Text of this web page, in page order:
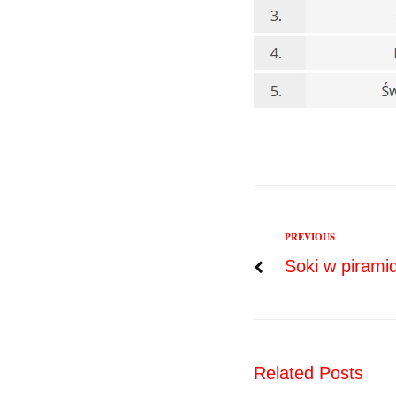
Previous
PREVIOUS
Soki w
Related Posts